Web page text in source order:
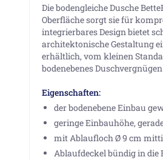
Die bodengleiche Dusche
Oberfläche sorgt sie für
integrierbares Design bietet
architektonische Gestaltung
erhältlich, vom kleinen
bodenebenes
Eigenschaften:
der bodenebene Einbau
geringe Einbauhöhe,
mit Ablaufloch Ø 9 cm
Ablaufdeckel bündig in